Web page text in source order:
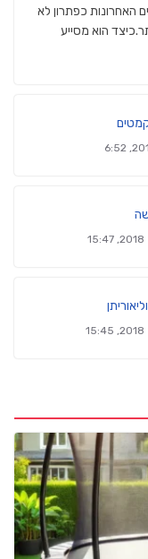
האחרונות כפתרון לא
הוא מסייע